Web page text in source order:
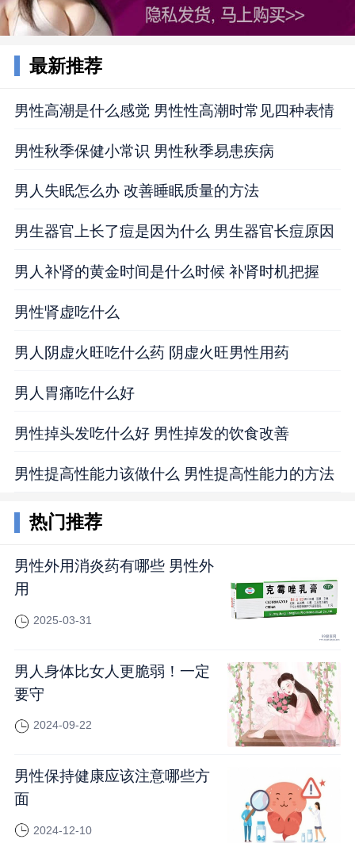
最新推荐
男性高潮是什么感觉 男性性高潮时常见四种表情
男性秋季保健小常识 男性秋季易患疾病
男人失眠怎么办 改善睡眠质量的方法
男生器官上长了痘是因为什么 男生器官长痘原因
男人补肾的黄金时间是什么时候 补肾时机把握
男性肾虚吃什么
男人阴虚火旺吃什么药 阴虚火旺男性用药
男人胃痛吃什么好
男性掉头发吃什么好 男性掉发的饮食改善
男性提高性能力该做什么 男性提高性能力的方法
热门推荐
男性外用消炎药有哪些 男性外
用
2025-03-31
男人身体比女人更脆弱！一定
要守
2024-09-22
男性保持健康应该注意哪些方
面
2024-12-10